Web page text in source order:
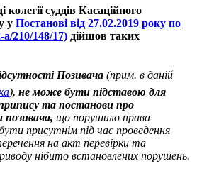
суддів Касаційного
у Постанові від 27.02.2019 року по
210/148/17) дійшов таких
Позивача (прим. в даній
), не може бути підставою для
та постанови про
що порушило права
присутнім під час проведення
на акт перевірки та
нібито встановлених порушень.